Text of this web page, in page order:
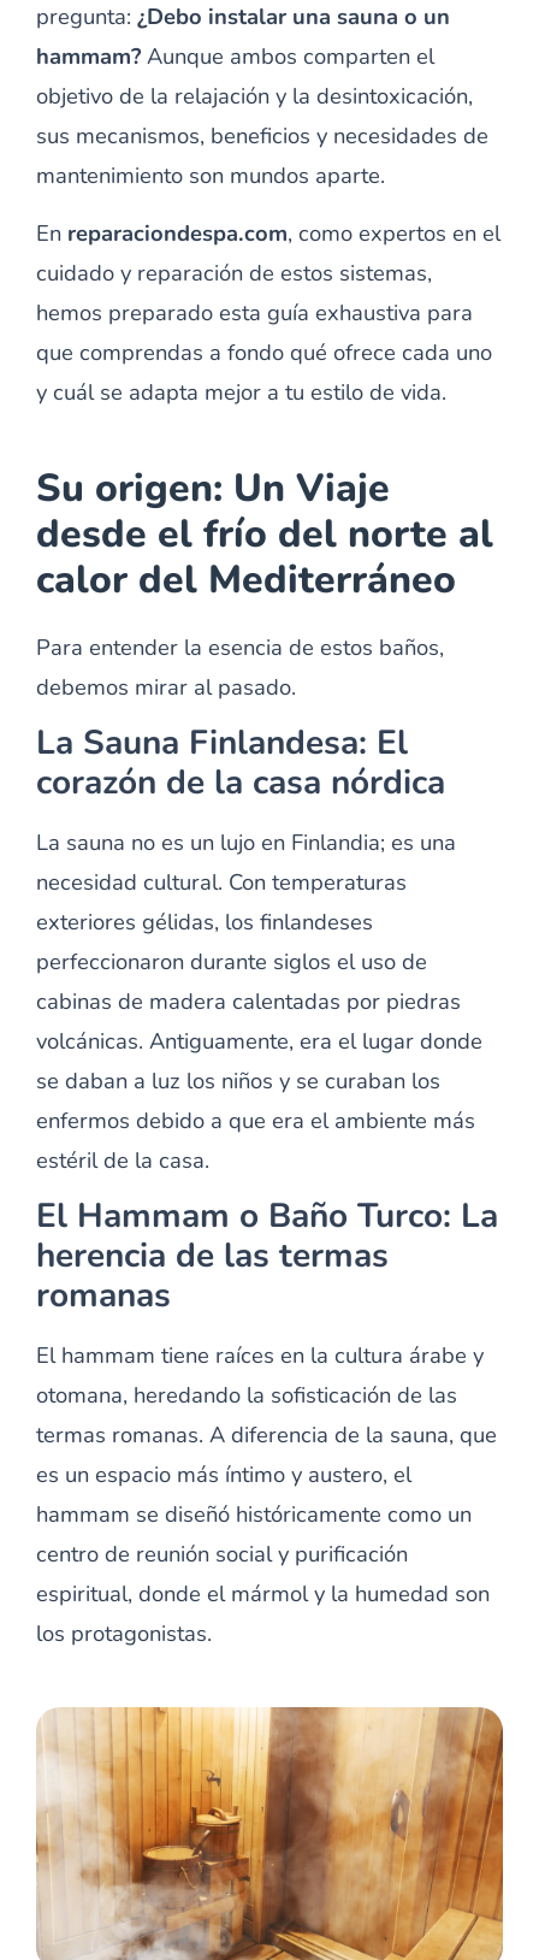
pregunta: ¿Debo instalar una sauna o un
hammam? Aunque ambos comparten el
objetivo de la relajación y la desintoxicación,
sus mecanismos, beneficios y necesidades de
mantenimiento son mundos aparte.
En reparaciondespa.com, como expertos en el
cuidado y reparación de estos sistemas,
hemos preparado esta guía exhaustiva para
que comprendas a fondo qué ofrece cada uno
y cuál se adapta mejor a tu estilo de vida.
Su origen: Un Viaje
desde el frío del norte al
calor del Mediterráneo
Para entender la esencia de estos baños,
debemos mirar al pasado.
La Sauna Finlandesa: El
corazón de la casa nórdica
La sauna no es un lujo en Finlandia; es una
necesidad cultural. Con temperaturas
exteriores gélidas, los finlandeses
perfeccionaron durante siglos el uso de
cabinas de madera calentadas por piedras
volcánicas. Antiguamente, era el lugar donde
se daban a luz los niños y se curaban los
enfermos debido a que era el ambiente más
estéril de la casa.
El Hammam o Baño Turco: La
herencia de las termas
romanas
El hammam tiene raíces en la cultura árabe y
otomana, heredando la sofisticación de las
termas romanas. A diferencia de la sauna, que
es un espacio más íntimo y austero, el
hammam se diseñó históricamente como un
centro de reunión social y purificación
espiritual, donde el mármol y la humedad son
los protagonistas.